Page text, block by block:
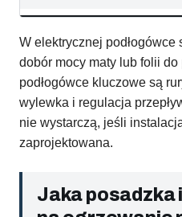
W elektrycznej
dobór mocy maty lub folii
podłogówce kluczowe są
wylewka i regulacja
nie wystarczą, jeśli
zaprojektowana.
Jaka posadzka